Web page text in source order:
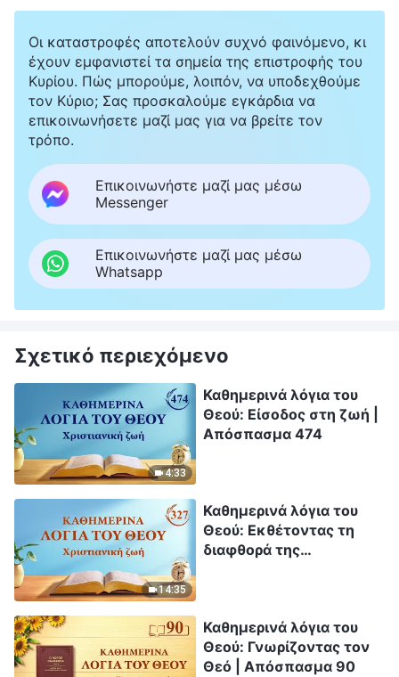
Οι καταστροφές αποτελούν συχνό φαινόμενο, κι
έχουν εμφανιστεί τα σημεία της επιστροφής του
Κυρίου. Πώς μπορούμε, λοιπόν, να υποδεχθούμε
τον Κύριο; Σας προσκαλούμε εγκάρδια να
επικοινωνήσετε μαζί μας για να βρείτε τον
τρόπο.
Επικοινωνήστε μαζί μας μέσω
Messenger
Επικοινωνήστε μαζί μας μέσω
Whatsapp
Σχετικό περιεχόμενο
4:33
Καθημερινά λόγια του
Θεού: Είσοδος στη ζωή |
Απόσπασμα 474
14:35
Καθημερινά λόγια του
Θεού: Εκθέτοντας τη
διαφθορά της
Καθημερινά λόγια του
Θεού: Γνωρίζοντας τον
Θεό | Απόσπασμα 90